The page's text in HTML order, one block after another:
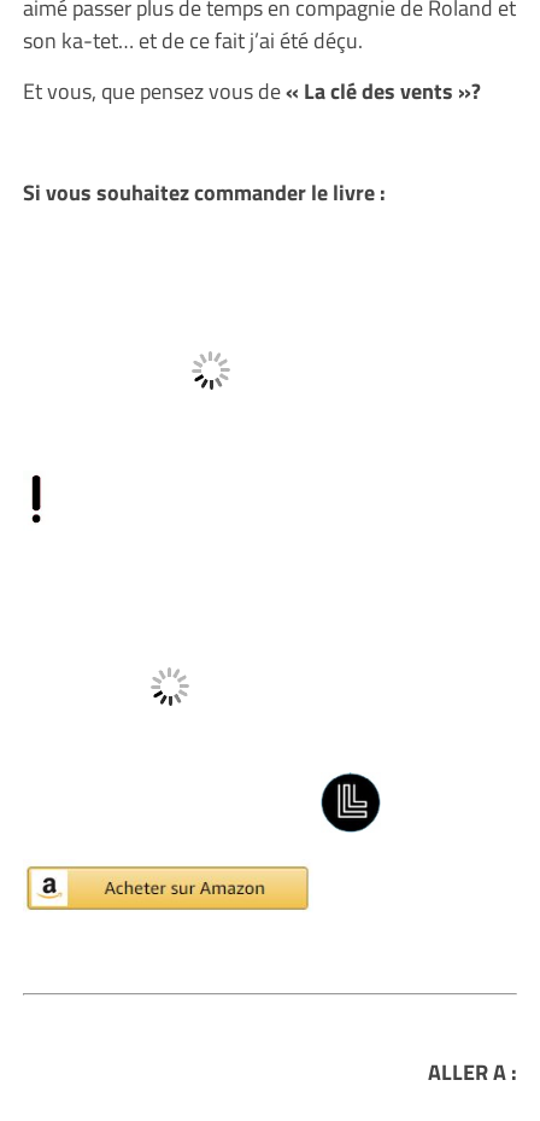
aimé passer plus de temps en compagnie de Roland et
son ka-tet… et de ce fait j’ai été déçu.
Et vous, que pensez vous de« La clé des vents »?
Si vous souhaitez commander le livre :
ALLER A :